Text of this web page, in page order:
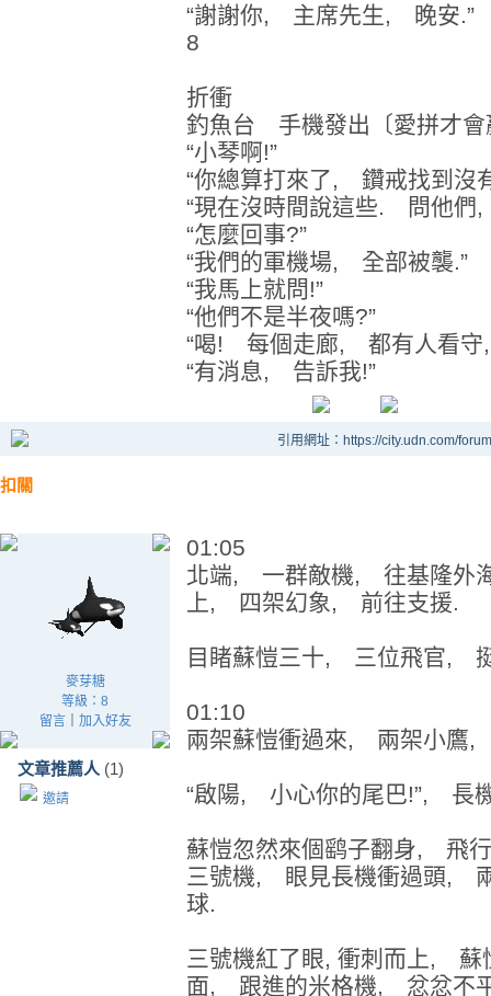
“謝謝你, 主席先生, 晚安.”
8
折衝
釣魚台 手機發出〔愛拼才
“小琴啊!”
“你總算打來了, 鑽戒找到沒
“現在沒時間說這些. 問他們
“怎麼回事?”
“我們的軍機場, 全部被襲.”
“我馬上就問!”
“他們不是半夜嗎?”
“喝! 每個走廊, 都有人看
“有消息, 告訴我!”
引用網址：https://city.udn.com/
扣關
麥芽糖
等級：8
留言｜ 加入好友
文章推薦人 (1)
邀請
01:05
北端, 一群敵機, 往基隆外
上, 四架幻象, 前往支援.
目睹蘇愷三十, 三位飛官,
01:10
兩架蘇愷衝過來, 兩架小鷹,
“啟陽, 小心你的尾巴!”, 長
蘇愷忽然來個鹞子翻身,
三號機, 眼見長機衝過頭,
球.
三號機紅了眼, 衝刺而上,
面, 跟進的米格機, 忿忿不